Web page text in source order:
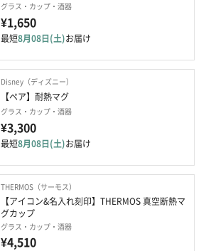
グラス・カップ・酒器
¥1,650
最短8月08日(土)お届け
Disney（ディズニー）
【ペア】耐熱マグ
グラス・カップ・酒器
¥3,300
最短8月08日(土)お届け
THERMOS（サーモス）
【アイコン&名入れ刻印】THERMOS 真空断熱マ
グカップ
グラス・カップ・酒器
¥4,510